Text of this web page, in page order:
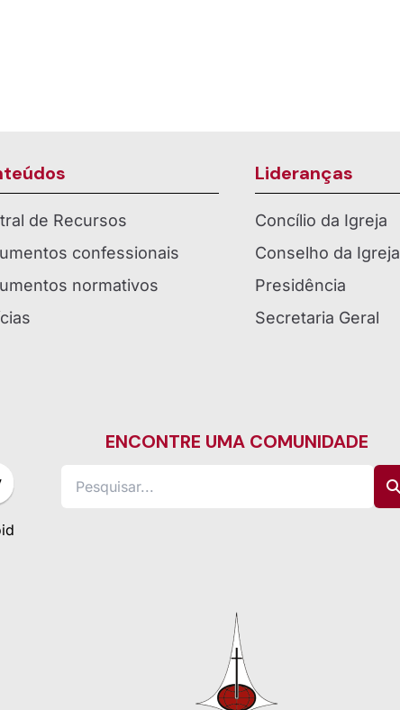
de Recursos
confessionais
normativos
Lideranças
Concílio da Igreja
Conselho da Igreja
Presidência
Secretaria Geral
ENCONTRE UMA COMUNIDADE